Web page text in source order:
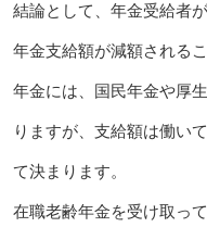
結論として、年金受給者
年金支給額が減額される
年金には、国民年金や厚
りますが、支給額は働い
て決まります。
在職老齢年金を受け取っ